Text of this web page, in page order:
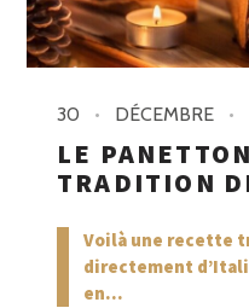
30 DÉCEMBRE
LE
TRADITION
Voilà une recette
directement
en...